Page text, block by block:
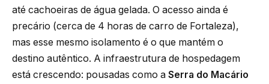
até cachoeiras de água gelada. O acesso ainda é
precário (cerca de 4 horas de carro de Fortaleza),
mas esse mesmo isolamento é o que mantém o
destino autêntico. A infraestrutura de hospedagem
está crescendo: pousadas como a Serra do Macário